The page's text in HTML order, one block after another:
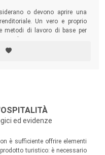
o devono aprire una
Un vero e proprio
metodi di lavoro di base per
ed evidenze
è sufficiente offrire elementi
turistico: è necessario